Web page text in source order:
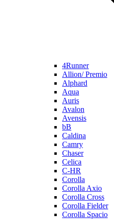
4Runner
Allion/ Premio
Alphard
Aqua
Auris
Avalon
Avensis
bB
Caldina
Camry
Chaser
Celica
C-HR
Corolla
Corolla Axio
Corolla Cross
Corolla Fielder
Corolla Spacio